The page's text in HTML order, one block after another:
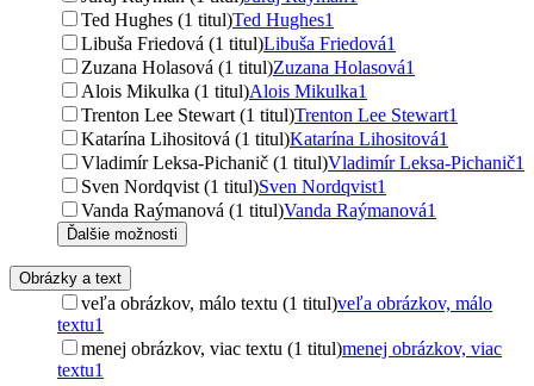
Ted Hughes (1 titul)Ted Hughes1
Libuša Friedová (1 titul)Libuša Friedová1
Zuzana Holasová (1 titul)Zuzana Holasová1
Alois Mikulka (1 titul)Alois Mikulka1
Trenton Lee Stewart (1 titul)Trenton Lee Stewart1
Katarína Lihositová (1 titul)Katarína Lihositová1
Vladimír Leksa-Pichanič (1 titul)Vladimír Leksa-Pichanič1
Sven Nordqvist (1 titul)Sven Nordqvist1
Vanda Raýmanová (1 titul)Vanda Raýmanová1
Ďalšie možnosti
Obrázky a text
veľa obrázkov, málo textu (1 titul)veľa obrázkov, málo
textu1
menej obrázkov, viac textu (1 titul)menej obrázkov, viac
textu1